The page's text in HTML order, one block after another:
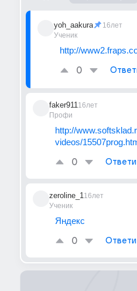
yoh_aakura
Ученик
16лет
http://
0
faker911
Профи
16лет
http://
videos/
0
zeroline_1
Ученик
16лет
Яндекс
0